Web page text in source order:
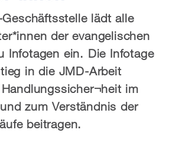
lädt alle
der evangelischen
Infotagen ein. Die Infotage
in die JMD-Arbeit
im
zum Verständnis der
beitragen.